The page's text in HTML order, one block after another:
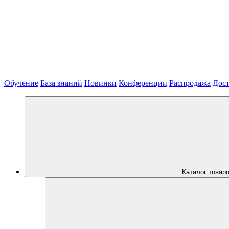
Обучение База знаний Новинки Конференции Распродажа
Каталог